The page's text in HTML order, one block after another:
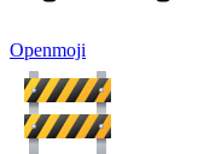
Openmoji